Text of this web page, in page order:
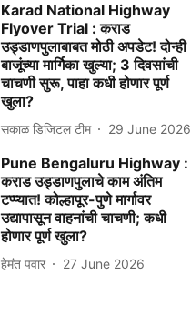
Karad National Highway
Flyover Trial : कराड
उड्डाणपुलाबाबत मोठी अपडेट! दोन्ही
बाजूंच्या मार्गिका खुल्या; 3 दिवसांची
चाचणी सुरू, पाहा कधी होणार पूर्ण
खुला?
सकाळ डिजिटल टीम 29 June 2026
Pune Bengaluru Highway :
कराड उड्डाणपुलाचे काम अंतिम
टप्प्यात! कोल्हापूर-पुणे मार्गावर
उद्यापासून वाहनांची चाचणी; कधी
होणार पूर्ण खुला?
हेमंत पवार 27 June 2026